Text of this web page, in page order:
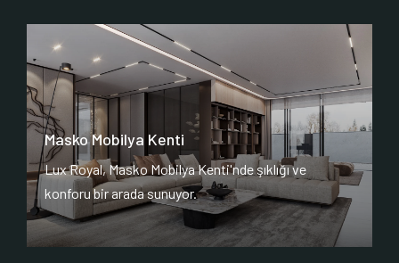
Masko Mobilya Kenti
Lux Royal, Masko Mobilya Kenti'nde şıklığı ve
konforu bir arada sunuyor.